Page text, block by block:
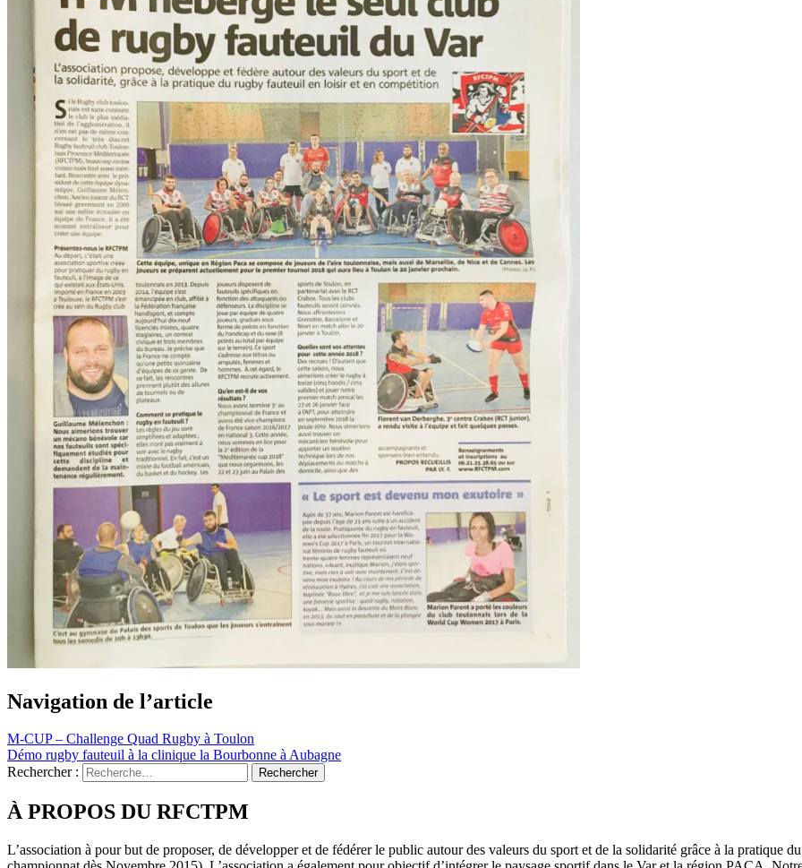
Navigation de l’article
M-CUP – Challenge Quad Rugby à Toulon
Démo rugby fauteuil à la clinique la Bourbonne à Aubagne
Rechercher :
À PROPOS DU RFCTPM
L’association à pour but de proposer, de développer et de fédérer le public autour des valeurs du sport et de la solidarité grâce à la pratique